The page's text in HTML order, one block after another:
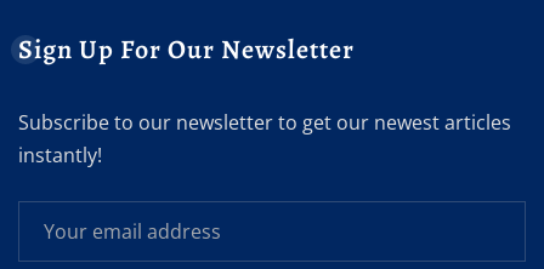
Sign Up For Our Newsletter
Subscribe to our newsletter to get our newest articles
instantly!